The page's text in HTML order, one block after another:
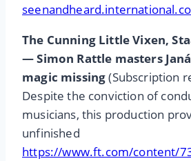
The Cunning Little Vixen,
— Simon Rattle masters
magic missing(Subscription
Despite the conviction of
musicians, this production
unfinished
https://www.ft.com/content/